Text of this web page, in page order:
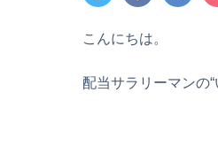
こんにちは。
配当サラリーマンの“